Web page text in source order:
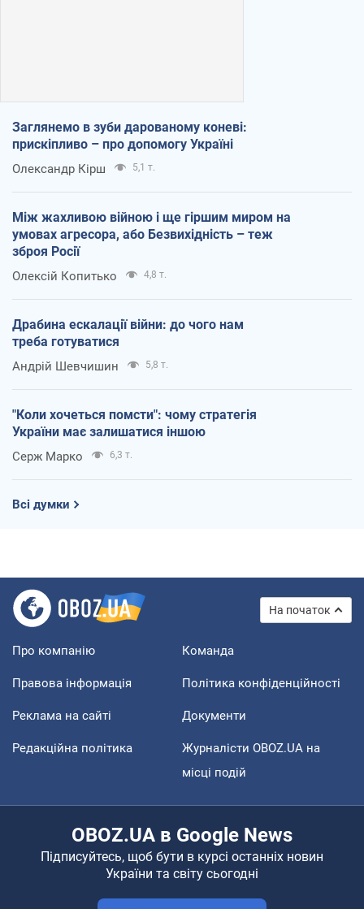
Заглянемо в зуби дарованому коневі:
прискіпливо – про допомогу Україні
Олександр Кірш 5,1 т.
Між жахливою війною і ще гіршим миром на
умовах агресора, або Безвихідність – теж
зброя Росії
Олексій Копитько 4,8 т.
Драбина ескалації війни: до чого нам
треба готуватися
Андрій Шевчишин 5,8 т.
"Коли хочеться помсти": чому стратегія
України має залишатися іншою
Серж Марко 6,3 т.
Всі думки
На початок
Про компанію Команда
Правова інформація Політика конфіденційності
Реклама на сайті Документи
Редакційна політика
Журналісти OBOZ.UA на
місці подій
OBOZ.UA в Google News
Підписуйтесь, щоб бути в курсі останніх новин
України та світу сьогодні